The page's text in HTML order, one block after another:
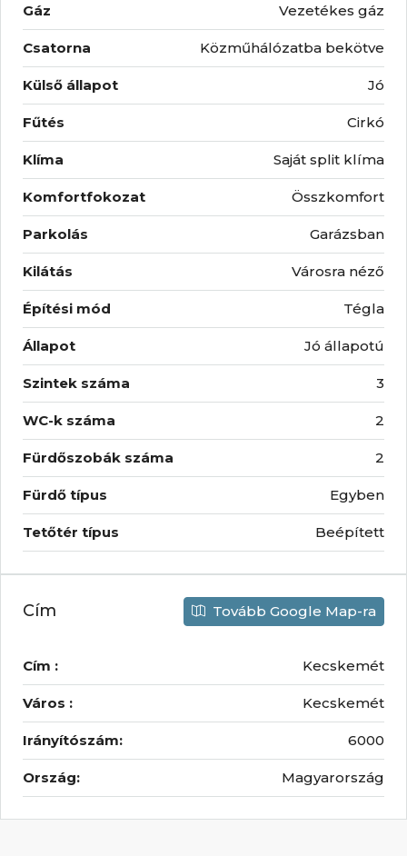
Gáz Vezetékes gáz
Csatorna Közműhálózatba bekötve
Külső állapot Jó
Fűtés Cirkó
Klíma Saját split klíma
Komfortfokozat Összkomfort
Parkolás Garázsban
Kilátás Városra néző
Építési mód Tégla
Állapot Jó állapotú
Szintek száma 3
WC-k száma 2
Fürdőszobák száma 2
Fürdő típus Egyben
Tetőtér típus Beépített
Cím Tovább Google Map-ra
Cím : Kecskemét
Város : Kecskemét
Irányítószám: 6000
Ország: Magyarország